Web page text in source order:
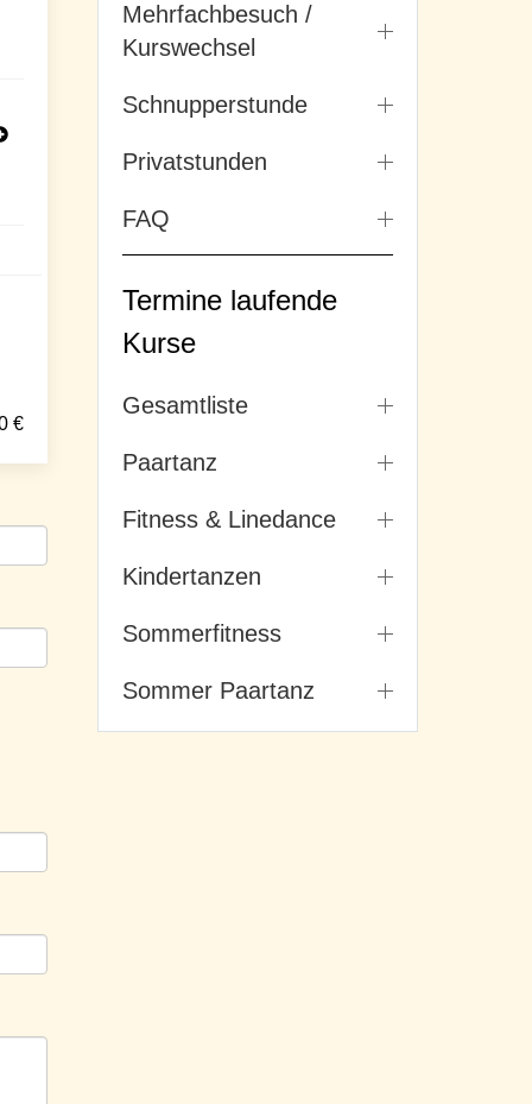
€
Mehrfachbesuch /
Kurswechsel
Schnupperstunde
Privatstunden
FAQ
Termine laufende
Kurse
Gesamtliste
Paartanz
Fitness & Linedance
Kindertanzen
Sommerfitness
Sommer Paartanz